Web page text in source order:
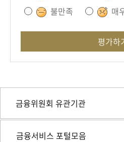
불만족
매
평가하